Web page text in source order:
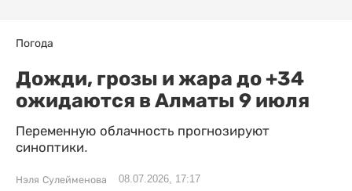
Погода
Дожди, грозы и жара до +34
ожидаются в Алматы 9 июля
Переменную облачность прогнозируют
синоптики.
Нэля Сулейменова 08.07.2026, 17:17